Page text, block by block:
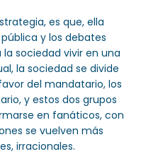
es que, ella
y los debates
sociedad vivir en una
la sociedad se divide
del mandatario, los
y estos dos grupos
en fanáticos, con
se vuelven más
irracionales.